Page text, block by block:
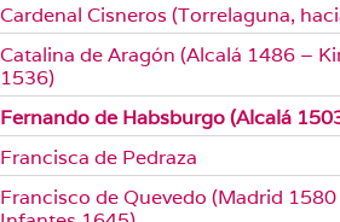
Cardenal Cisneros (Torrelaguna,
Catalina de Aragón (Alcalá 1486 –
1536)
Fernando de Habsburgo (Alcalá
Francisca de Pedraza
Francisco de Quevedo (Madrid